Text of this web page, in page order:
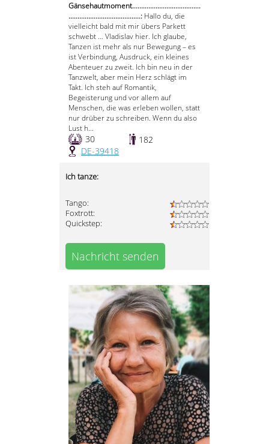
Gänsehautmoment......................................
........................................: Hallo du, die
vielleicht bald mit mir übers Parkett
schwebt … Vladislav hier. Ich glaube,
Tanzen ist mehr als nur Bewegung – es
ist Verbindung, Ausdruck, ein kleines
Abenteuer zu zweit. Ich bin neu in der
Tanzwelt, aber mein Herz schlägt im
Takt. Ich steh auf Romantik,
Begeisterung und vor allem auf
Menschen, die was erleben wollen, statt
nur drüber zu schreiben. Wenn du also
Lust h...
30
182
DE-39418
Ich tanze:
Tango:
Foxtrott:
Quickstep:
Nachricht senden